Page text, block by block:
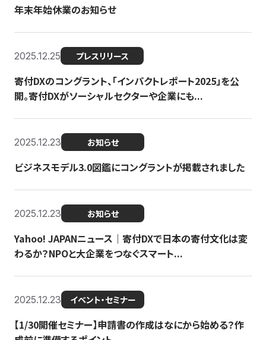
年末年始休業のお知らせ
2025.12.25 プレスリリース
寄付DXのコングラント、「インパクトレポート2025」を公
開。寄付DXがソーシャルセクターや企業にも...
2025.12.23 お知らせ
ビジネスモデル3.0図鑑にコングラントが掲載されました
2025.12.23 お知らせ
Yahoo! JAPANニュース｜寄付DXで日本の寄付文化は変
わるか？NPOと大企業をつなぐスマート...
2025.12.23 イベント・セミナー
【1/30開催セミナー】申請書の作成はなにから始める？作